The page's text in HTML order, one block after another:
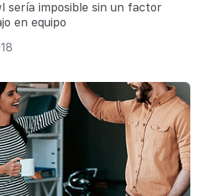
sería imposible sin un factor
en equipo